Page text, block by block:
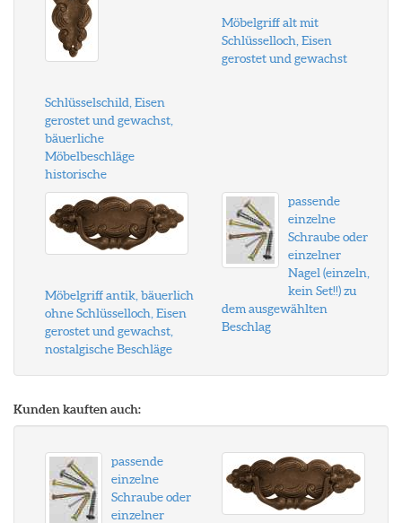
Schlüsselschild, Eisen
gerostet und gewachst,
bäuerliche
Möbelbeschläge
historische
Möbelgriff alt mit
Schlüsselloch, Eisen
gerostet und gewachst
Möbelgriff antik, bäuerlich
ohne Schlüsselloch, Eisen
gerostet und gewachst,
nostalgische Beschläge
passende
einzelne
Schraube oder
einzelner
Nagel (einzeln,
kein Set!!) zu
dem ausgewählten
Beschlag
Kunden kauften auch:
passende
einzelne
Schraube oder
einzelner